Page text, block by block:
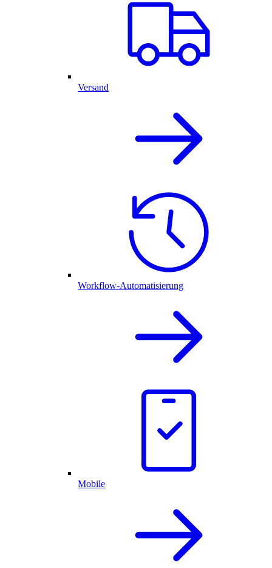
Versand
Workflow-Automatisierung
Mobile